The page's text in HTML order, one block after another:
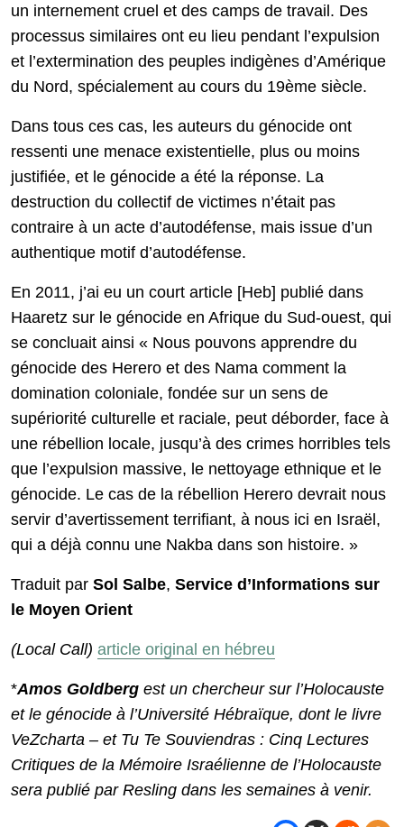
un internement cruel et des camps de travail. Des
processus similaires ont eu lieu pendant l’expulsion
et l’extermination des peuples indigènes d’Amérique
du Nord, spécialement au cours du 19ème siècle.
Dans tous ces cas, les auteurs du génocide ont
ressenti une menace existentielle, plus ou moins
justifiée, et le génocide a été la réponse. La
destruction du collectif de victimes n’était pas
contraire à un acte d’autodéfense, mais issue d’un
authentique motif d’autodéfense.
En 2011, j’ai eu un court article [Heb] publié dans
Haaretz sur le génocide en Afrique du Sud-ouest, qui
se concluait ainsi « Nous pouvons apprendre du
génocide des Herero et des Nama comment la
domination coloniale, fondée sur un sens de
supériorité culturelle et raciale, peut déborder, face à
une rébellion locale, jusqu’à des crimes horribles tels
que l’expulsion massive, le nettoyage ethnique et le
génocide. Le cas de la rébellion Herero devrait nous
servir d’avertissement terrifiant, à nous ici en Israël,
qui a déjà connu une Nakba dans son histoire. »
Traduit par Sol Salbe, Service d’Informations sur
le Moyen Orient
(Local Call) article original en hébreu
*Amos Goldberg est un chercheur sur l’Holocauste
et le génocide à l’Université Hébraïque, dont le livre
VeZcharta – et Tu Te Souviendras : Cinq Lectures
Critiques de la Mémoire Israélienne de l’Holocauste
sera publié par Resling dans les semaines à venir.